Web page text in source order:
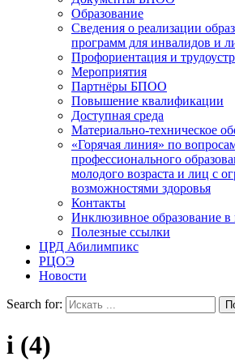
Образование
Сведения о реализации
программ для инвалидов и
Профориентация и
Мероприятия
Партнёры БПОО
Повышение квалификации
Доступная среда
Материально-техническое
«Горячая линия» по
профессионального
молодого возраста и лиц с
возможностями здоровья
Контакты
Инклюзивное образование в
Полезные ссылки
ЦРД Абилимпикс
РЦОЭ
Новости
Search for:
i (4)